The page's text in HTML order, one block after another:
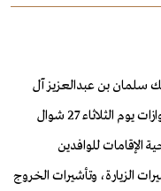
سلمان بن عبدالعزيز آل
سعود حفظه الله، بدأت المديرية العامة للجوازات يوم الثلاثاء 27 شوال
بتمديد صلاحية الإقامات للوافدين
الزيارة، وتأشيرات الخروج